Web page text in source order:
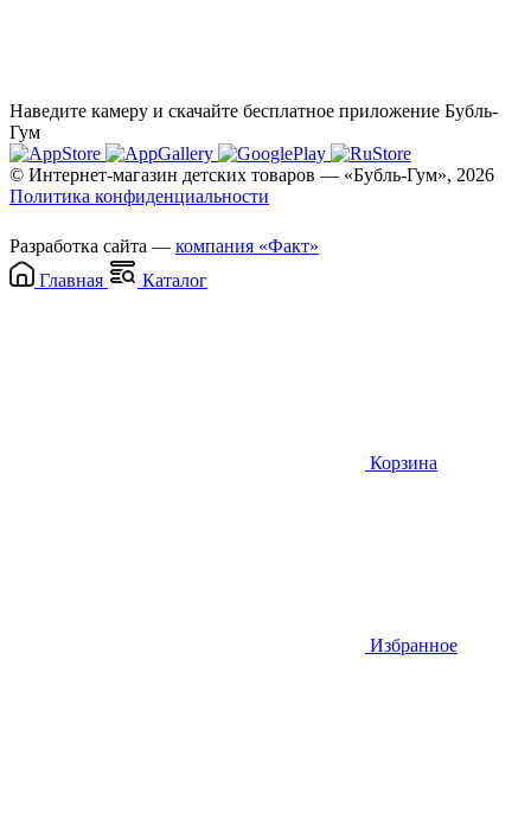
Наведите камеру и скачайте бесплатное приложение Бубль-
Гум
© Интернет-магазин детских товаров — «Бубль-Гум», 2026
Политика конфиденциальности
Разработка сайта — компания «Факт»
Главная
Каталог
Корзина
Избранное